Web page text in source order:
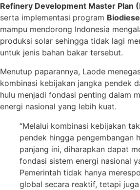
Refinery Development Master Plan
serta implementasi program
mampu mendorong Indonesia
produksi solar sehingga tidak lagi
untuk jenis bahan bakar tersebut.
Menutup paparannya, Laode
kombinasi kebijakan jangka pendek
hulu menjadi fondasi penting dalam
energi nasional yang lebih kuat.
“Melalui kombinasi kebijakan
pendek hingga pengembangan
panjang ini, diharapkan dapat
fondasi sistem energi nasional
Pemerintah tidak hanya
global secara reaktif, tetapi